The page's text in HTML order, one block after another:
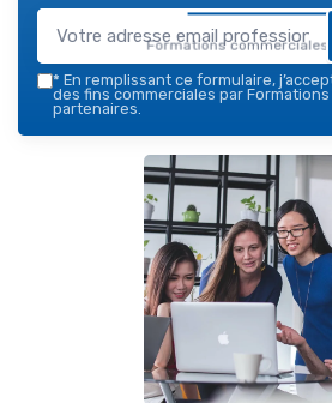
Formations
* En remplissant ce formulaire,
des fins commerciales par
partenaires.